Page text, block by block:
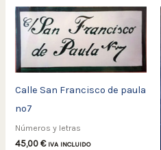
Calle San Francisco de paula
nº7
Números y letras
45,00€ IVA INCLUIDO